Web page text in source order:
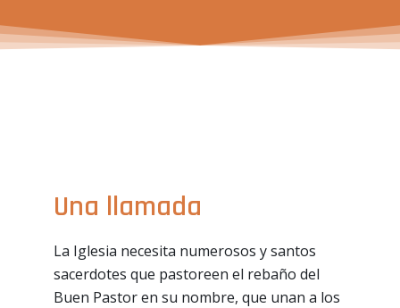
Una llamada
La Iglesia necesita numerosos y santos
sacerdotes que pastoreen el rebaño del
Buen Pastor en su nombre, que unan a los